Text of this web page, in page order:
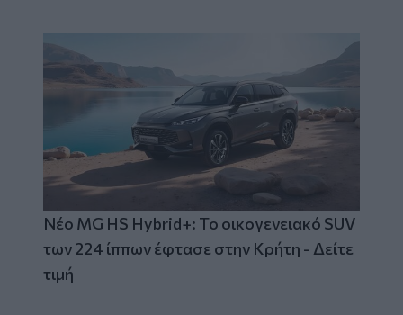
Νέο MG HS Hybrid+: Το οικογενειακό SUV
των 224 ίππων έφτασε στην Κρήτη - Δείτε
τιμή